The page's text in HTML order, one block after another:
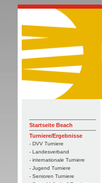
Startseite Beach
Turniere/Ergebnisse
- DVV Turniere
- Landesverband
- internationale Turniere
- Jugend Turniere
- Senioren Turniere